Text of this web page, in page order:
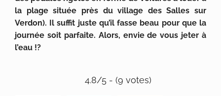
la plage située près du village des Salles sur
Verdon). Il suffit juste qu’il fasse beau pour que la
journée soit parfaite. Alors, envie de vous jeter à
l’eau !?
4.8/5 - (9 votes)